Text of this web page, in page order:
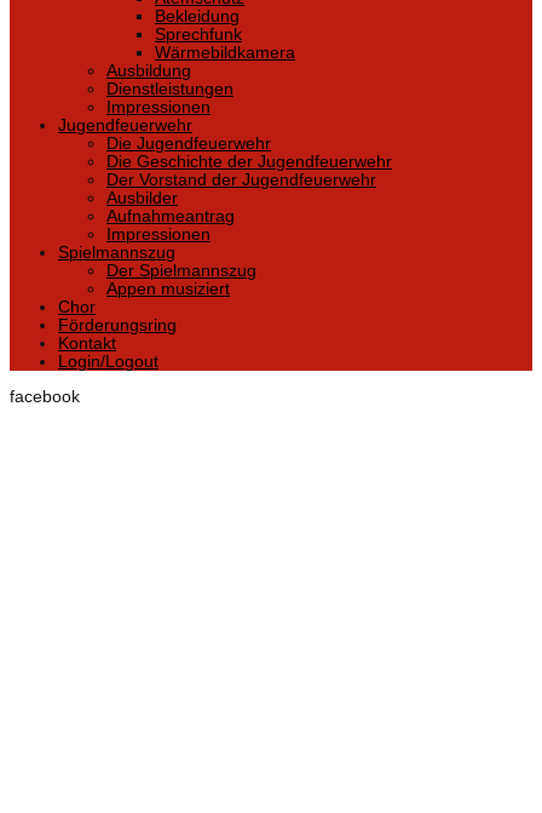
Bekleidung
Sprechfunk
Wärmebildkamera
Ausbildung
Dienstleistungen
Impressionen
Jugendfeuerwehr
Die Jugendfeuerwehr
Die Geschichte der Jugendfeuerwehr
Der Vorstand der Jugendfeuerwehr
Ausbilder
Aufnahmeantrag
Impressionen
Spielmannszug
Der Spielmannszug
Appen musiziert
Chor
Förderungsring
Kontakt
Login/Logout
facebook